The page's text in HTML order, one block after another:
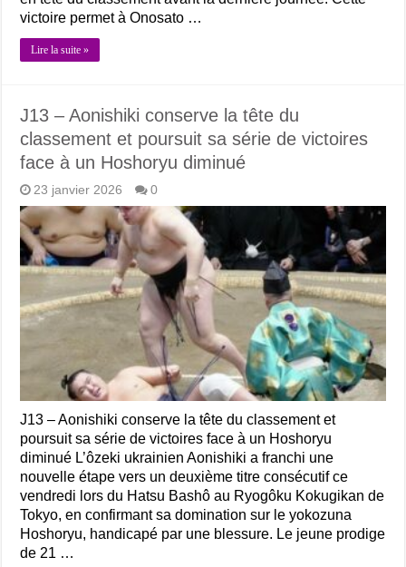
victoire permet à Onosato …
Lire la suite »
J13 – Aonishiki conserve la tête du
classement et poursuit sa série de victoires
face à un Hoshoryu diminué
23 janvier 2026 0
J13 – Aonishiki conserve la tête du classement et
poursuit sa série de victoires face à un Hoshoryu
diminué L’ôzeki ukrainien Aonishiki a franchi une
nouvelle étape vers un deuxième titre consécutif ce
vendredi lors du Hatsu Bashô au Ryogôku Kokugikan de
Tokyo, en confirmant sa domination sur le yokozuna
Hoshoryu, handicapé par une blessure. Le jeune prodige
de 21 …